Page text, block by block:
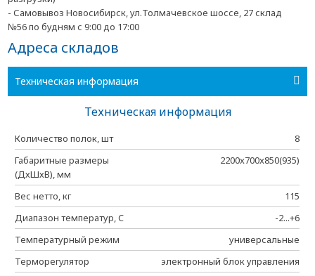
- Самовывоз Новосибирск, ул.Толмачевское шоссе, 27 склад
№56 по будням с 9:00 до 17:00
Адреса складов
Техническая информация
Техническая информация
Количество полок, шт
8
Габаритные размеры
(ДхШхВ), мм
2200x700x850(935)
Вес нетто, кг
115
Диапазон температур, C
-2...+6
Температурный режим
универсальные
Терморегулятор
электронный блок управления